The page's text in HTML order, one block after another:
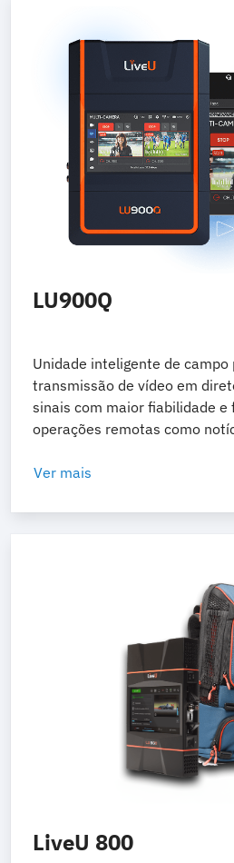
LU900Q
Unidade inteligente de campo
transmissão de vídeo em
sinais com maior fiabilidade e
operações remotas como
Ver mais
LiveU 800